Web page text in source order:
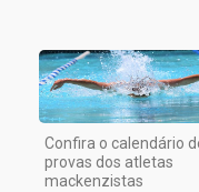
Confira o calendário
provas dos atletas
mackenzistas